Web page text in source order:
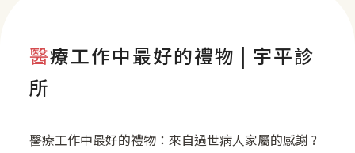
醫療工作中最好的禮物 | 宇平診
所
醫療工作中最好的禮物：來自過世病人家屬的感謝 ?